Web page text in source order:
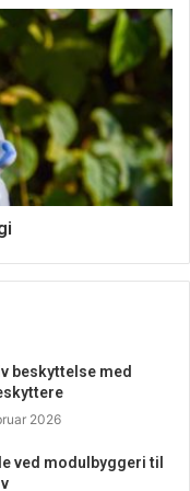
de mange
har for få år siden
det kom til
beskyttelse med
2026
ved modulbyggeri til